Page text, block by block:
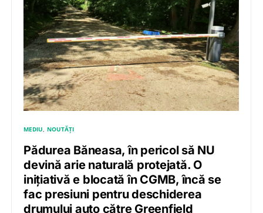
MEDIU NOUTĂȚI
Pădurea Băneasa, în pericol să NU
devină arie naturală protejată. O
inițiativă e blocată în CGMB, încă se
fac presiuni pentru deschiderea
drumului auto către Greenfield